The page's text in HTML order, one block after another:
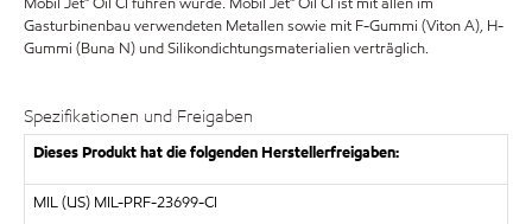
Gasturbinenbau verwendeten Metallen sowie mit F-Gummi (Viton A), H-
Gummi (Buna N) und Silikondichtungsmaterialien verträglich.
Spezifikationen und Freigaben
Dieses Produkt hat die folgenden Herstellerfreigaben:
MIL (US) MIL-PRF-23699-CI